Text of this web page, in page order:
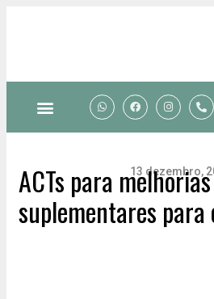
13 dezembro,
ACTs para
suplementares para